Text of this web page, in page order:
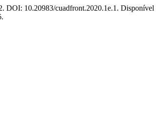
DOI: 10.20983/cuadfront.2020.1e.1. Disponível